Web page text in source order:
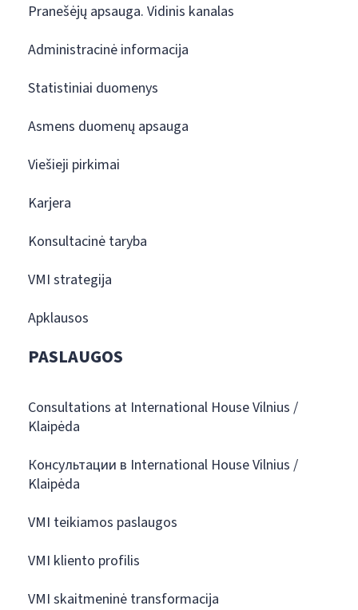
Pranešėjų apsauga. Vidinis kanalas
Administracinė informacija
Statistiniai duomenys
Asmens duomenų apsauga
Viešieji pirkimai
Karjera
Konsultacinė taryba
VMI strategija
Apklausos
PASLAUGOS
Consultations at International House Vilnius /
Klaipėda
Консультации в International House Vilnius /
Klaipėda
VMI teikiamos paslaugos
VMI kliento profilis
VMI skaitmeninė transformacija